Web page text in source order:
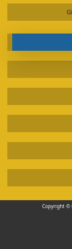
Copyright ©